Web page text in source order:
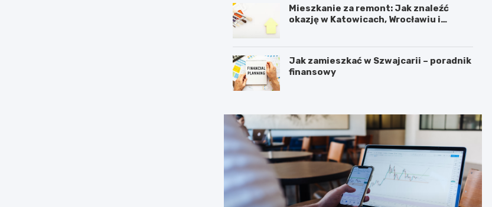
Mieszkanie za remont: Jak znaleźć
okazję w Katowicach, Wrocławiu i
Jak zamieszkać w Szwajcarii – poradnik
finansowy